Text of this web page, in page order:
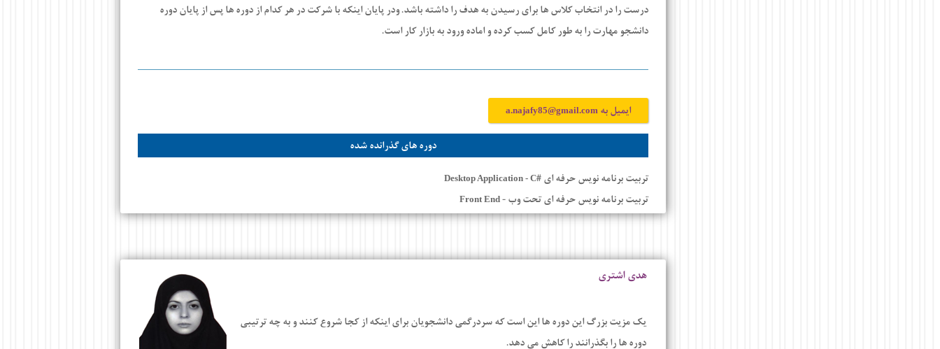
درست را در انتخاب کلاس ها برای رسیدن به هدف را داشته باشد. ودر پایان اینکه با شرکت در هر کدام از دوره ها پس از پایان دوره
دانشجو مهارت را به طور کامل کسب کرده و اماده ورود به بازار کار است.
ایمیل به a.najafy85@gmail.com
دوره های گذرانده شده
تربیت برنامه نویس حرفه ای #Desktop Application - C
تربیت برنامه نویس حرفه ای تحت وب - Front End
هدی اشتری
یک مزیت بزرگ این دوره ها این است که سردرگمی دانشجویان برای اینکه از کجا شروع کنند و به چه ترتیبی
دوره ها را بگذرانند را کاهش می دهد.